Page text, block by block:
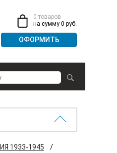
0 товаров
на сумму 0 руб.
1933-1945
/